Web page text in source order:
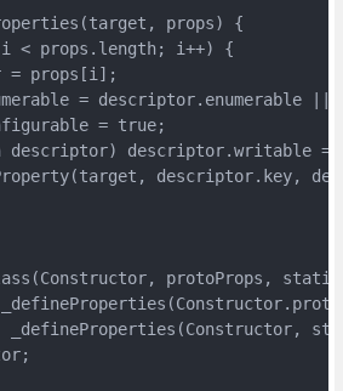
props) {
< props.length; i++) {
= props[i];
= descriptor.enumerable ||
= true;
descriptor) descriptor.writable =
descriptor.key,
protoProps,
_defineProperties(Constructor,